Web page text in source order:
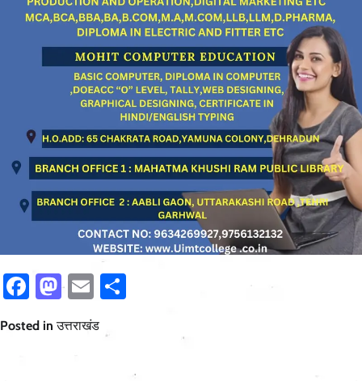
Facebook
Mastodon
Email
Posted inउत्तराखंड